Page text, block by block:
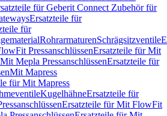
für Geberit Connect Zubehör für
Ersatzteile für
für
RohrarmaturenSchrägsitzventile
PressanschlüssenErsatzteile für Mit
Mit Mepla PressanschlüssenErsatzteile für
Mit Mapress
für Mit Mapress
KugelhähneErsatzteile für
Ersatzteile für Mit FlowFit